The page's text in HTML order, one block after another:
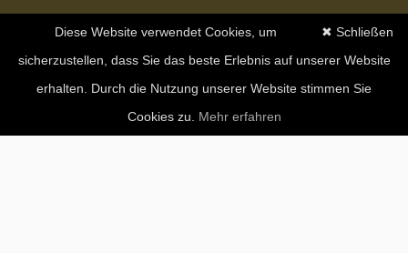
✖ Schließen
Diese Website verwendet Cookies, um
sicherzustellen, dass Sie das beste Erlebnis auf unserer Website
erhalten. Durch die Nutzung unserer Website stimmen Sie
Cookies zu. Mehr erfahren